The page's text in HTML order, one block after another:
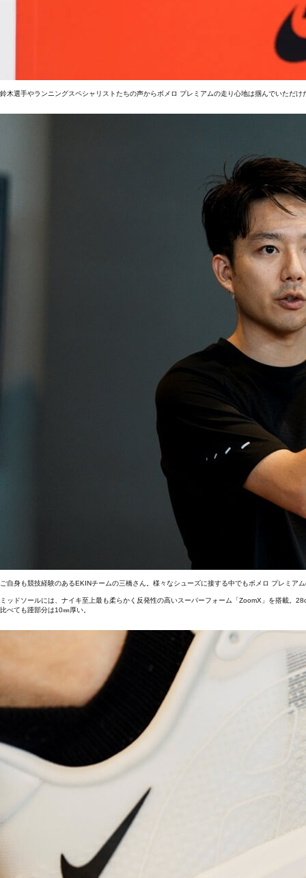
鈴木選手やランニングスペシャリストたちの声からボメロ プレミアムの走り心地は掴んでいただ
ご自身も競技経験のあるEKINチームの三橋さん。様々なシューズに接する中でもボメロ プレミア
ミッドソールには、ナイキ至上最も柔らかく反発性の高いスーパーフォーム「ZoomX」を搭載。
比べても踵部分は10㎜厚い。